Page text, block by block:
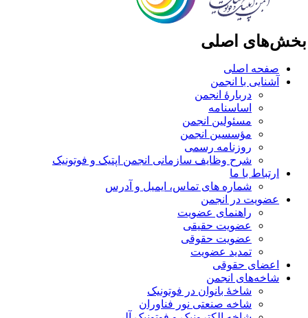
اصلی
صفحه اصلی
آشنایی با انجمن
دربارۀ انجمن
اساسنامه
مسئولین انجمن
مؤسسین انجمن
روزنامه رسمی
شرح وظایف سازمانی انجمن اپتیک و فوتونیک
ارتباط با ما
شماره های تماس، ایمیل و آدرس
عضویت در انجمن
راهنمای عضویت
عضویت حقیقی
عضویت حقوقی
تمدید عضویت
اعضای حقوقی
شاخه‌های انجمن
شاخۀ بانوان در فوتونیک
شاخه صنعتی نور فناوران